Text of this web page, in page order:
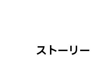
ストーリー